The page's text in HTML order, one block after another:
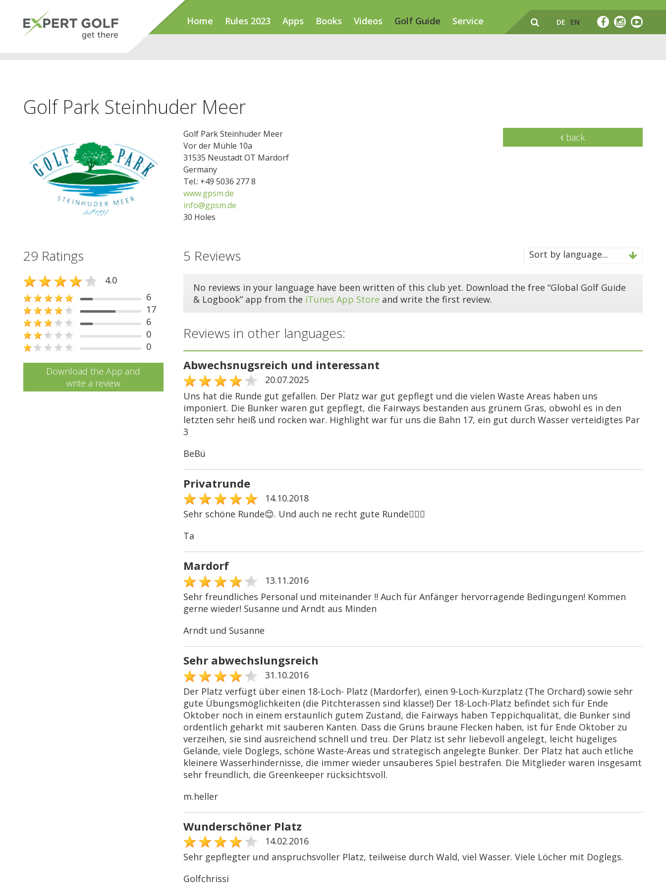
Home Rules 2023 Apps Books Videos Golf Guide Service DE EN
Golf Park Steinhuder Meer
Golf Park Steinhuder Meer
Vor der Mühle 10a
31535 Neustadt OT Mardorf
Germany
Tel.: +49 5036 277 8
www.gpsm.de
info@gpsm.de
30 Holes
back
29 Ratings
4.0
6
17
6
0
0
Download the App and
write a review
5 Reviews Sort by language...
No reviews in your language have been written of this club yet. Download the free “Global Golf Guide
& Logbook” app from the iTunes App Store and write the first review.
Reviews in other languages:
Abwechsnugsreich und interessant
20.07.2025
Uns hat die Runde gut gefallen. Der Platz war gut gepflegt und die vielen Waste Areas haben uns
imponiert. Die Bunker waren gut gepflegt, die Fairways bestanden aus grünem Gras, obwohl es in den
letzten sehr heiß und rocken war. Highlight war für uns die Bahn 17, ein gut durch Wasser verteidigtes Par
3
BeBü
Privatrunde
14.10.2018
Sehr schöne Runde😊. Und auch ne recht gute Runde🏌🏼⛳️
Ta
Mardorf
13.11.2016
Sehr freundliches Personal und miteinander !! Auch für Anfänger hervorragende Bedingungen! Kommen
gerne wieder! Susanne und Arndt aus Minden
Arndt und Susanne
Sehr abwechslungsreich
31.10.2016
Der Platz verfügt über einen 18-Loch- Platz (Mardorfer), einen 9-Loch-Kurzplatz (The Orchard) sowie sehr
gute Übungsmöglichkeiten (die Pitchterassen sind klasse!) Der 18-Loch-Platz befindet sich für Ende
Oktober noch in einem erstaunlich gutem Zustand, die Fairways haben Teppichqualität, die Bunker sind
ordentlich geharkt mit sauberen Kanten. Dass die Grüns braune Flecken haben, ist für Ende Oktober zu
verzeihen, sie sind ausreichend schnell und treu. Der Platz ist sehr liebevoll angelegt, leicht hügeliges
Gelände, viele Doglegs, schöne Waste-Areas und strategisch angelegte Bunker. Der Platz hat auch etliche
kleinere Wasserhindernisse, die immer wieder unsauberes Spiel bestrafen. Die Mitglieder waren insgesamt
sehr freundlich, die Greenkeeper rücksichtsvoll.
m.heller
Wunderschöner Platz
14.02.2016
Sehr gepflegter und anspruchsvoller Platz, teilweise durch Wald, viel Wasser. Viele Löcher mit Doglegs.
Golfchrissi